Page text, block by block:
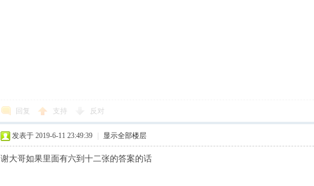
回复 支持 反对
发表于 2019-6-11 23:49:39 显示全部楼层
谢大哥如果里面有六到十二张的答案的话